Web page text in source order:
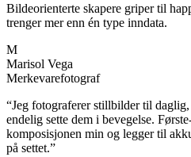
Bildeorienterte skapere griper til
trenger mer enn én type inndata.
M
Marisol Vega
Merkevarefotograf
“Jeg fotograferer stillbilder til
endelig sette dem i bevegelse.
komposisjonen min og legger til
på settet.”